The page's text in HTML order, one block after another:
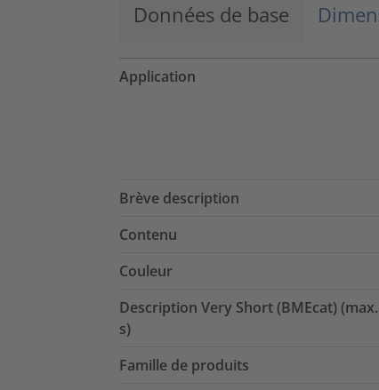
Données de base
Application
Brève description
Contenu
Couleur
Description Very Short (BMEcat)
s)
Famille de produits